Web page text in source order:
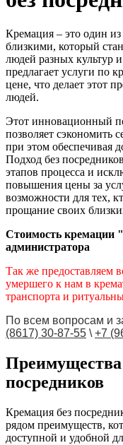
Кремация – это один
близкими, который
людей разных культур
предлагает услуги по
цене, что делает этот
людей.
Этот инновационный
позволяет сэкономить
при этом обеспечивая
Подход без
этапов процесса и
повышения цены за
возможности для тех,
прощание своих
Стоимость кремации
администратора
Так же предоставляем
умершего к нам в
транспорта и
По всем вопросам и
(8617) 30-87-55 \+7
посредников
Кремация без
рядом преимуществ,
доступной и удобной